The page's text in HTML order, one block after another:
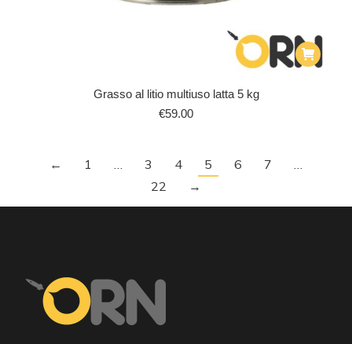
Grasso al litio multiuso latta 5 kg
€59.00
← 1 … 3 4 5 6 7
…
22
→